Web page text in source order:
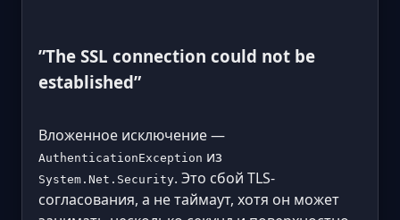
”The SSL connection could not be
established”
Вложенное исключение —
AuthenticationException из
System.Net.Security. Это сбой TLS-
согласования, а не таймаут, хотя он может